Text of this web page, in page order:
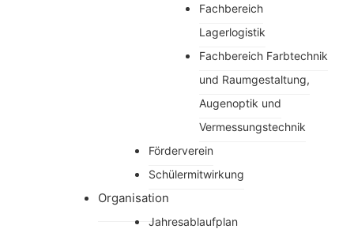
Fachbereich
Lagerlogistik
Fachbereich Farbtechnik
und Raumgestaltung,
Augenoptik und
Vermessungstechnik
Förderverein
Schülermitwirkung
Organisation
Jahresablaufplan